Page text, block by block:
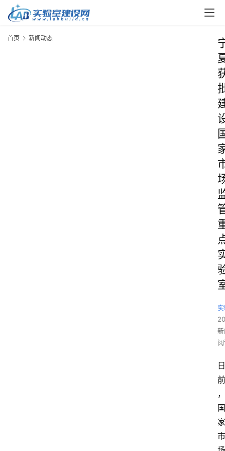
首页 新闻动态
日
前
，
国
家
市